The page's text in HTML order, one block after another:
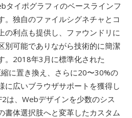
タイポグラフィのベースラインフ
。独自のファイルシグネチャとコ
の利点も提供し、ファウンドリに
別可能でありながら技術的に簡潔
。2018年3月に標準化された
に置き換え、さらに20〜30%の
に広いブラウザサポートを獲得し
は、Webデザインを少数のシス
書体選択肢へと変革したカスタム